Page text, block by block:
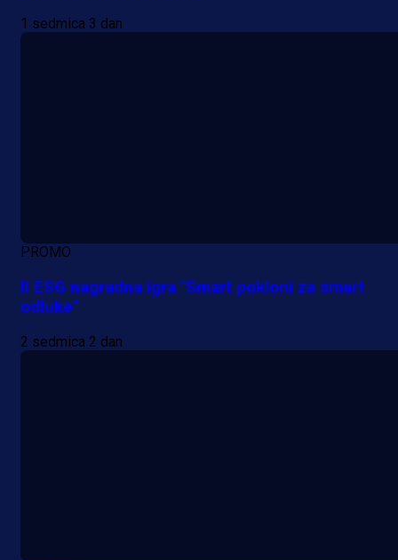
1 sedmica 3 dan
PROMO
II ESG nagradna igra "Smart pokloni za smart
odluke"
2 sedmica 2 dan